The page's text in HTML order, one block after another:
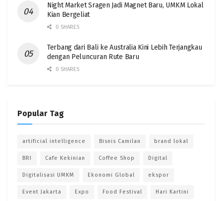
Night Market Sragen Jadi Magnet Baru, UMKM Lokal
Kian Bergeliat
0 SHARES
Terbang dari Bali ke Australia Kini Lebih Terjangkau
dengan Peluncuran Rute Baru
0 SHARES
Popular Tag
artificial intelligence Bisnis Camilan brand lokal
BRI Cafe Kekinian Coffee Shop Digital
Digitalisasi UMKM Ekonomi Global ekspor
Event Jakarta Expo Food Festival Hari Kartini